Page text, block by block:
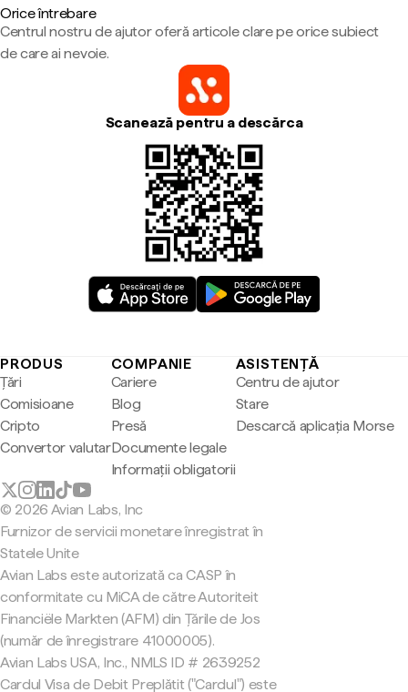
Orice întrebare
Centrul nostru de ajutor oferă articole clare pe orice subiect
de care ai nevoie.
Scanează pentru a descărca
PRODUS
Țări
Comisioane
Cripto
Convertor valutar
COMPANIE
Cariere
Blog
Presă
Documente legale
Informații obligatorii
ASISTENȚĂ
Centru de ajutor
Stare
Descarcă aplicația Morse
© 2026 Avian Labs, Inc
Furnizor de servicii monetare înregistrat în
Statele Unite
Avian Labs este autorizată ca CASP în
conformitate cu MiCA de către Autoriteit
Financiële Markten (AFM) din Țările de Jos
(număr de înregistrare 41000005).
Avian Labs USA, Inc., NMLS ID # 2639252
Cardul Visa de Debit Preplătit ("Cardul") este